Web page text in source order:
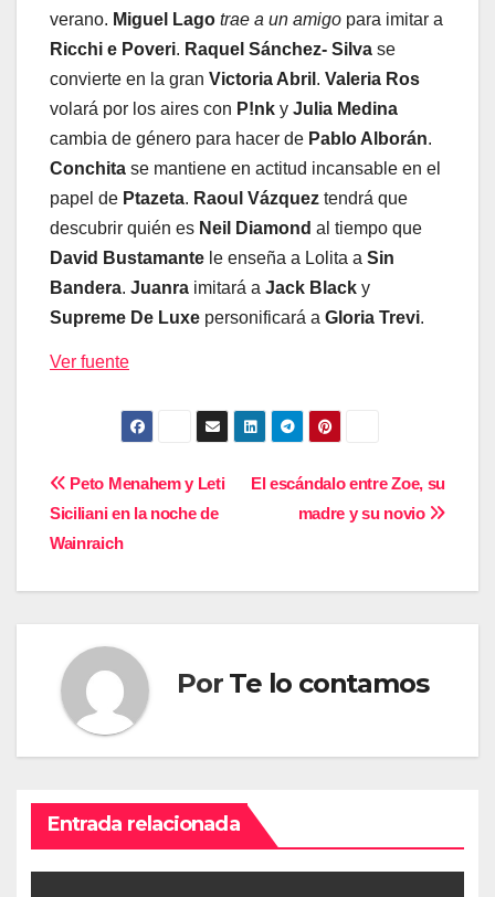
verano. Miguel Lago trae a un amigo para imitar a
Ricchi e Poveri. Raquel Sánchez- Silva se
convierte en la gran Victoria Abril . Valeria Ros
volará por los aires con P!nk y Julia Medina
cambia de género para hacer de Pablo Alborán.
Conchita se mantiene en actitud incansable en el
papel de Ptazeta. Raoul Vázquez tendrá que
descubrir quién es Neil Diamond al tiempo que
David Bustamante le enseña a Lolita a Sin
Bandera. Juanra imitará a Jack Black y
Supreme De Luxe personificará a Gloria Trevi.
Ver fuente
Navegación
de
entradas
El escándalo entre Zoe, su
madre y su novio
Peto Menahem y Leti
Siciliani en la noche de
Wainraich
Por Te lo contamos
Entrada relacionada